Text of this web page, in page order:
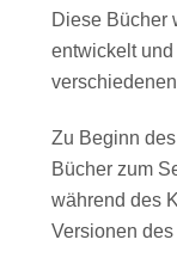
Diese Bücher
entwickelt
Zu Beginn
Bücher zum
während des
Versionen